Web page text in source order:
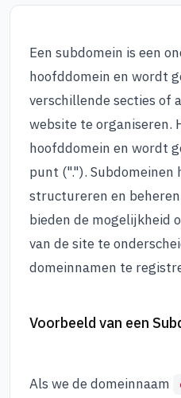
Een subdomein is een
hoofddomein en wordt
verschillende secties of
website te organiseren.
hoofddomein en wordt
punt ("."). Subdomeinen
structureren en
bieden de mogelijkheid
van de site te
domeinnamen te
Voorbeeld van een
Als we de domeinnaam